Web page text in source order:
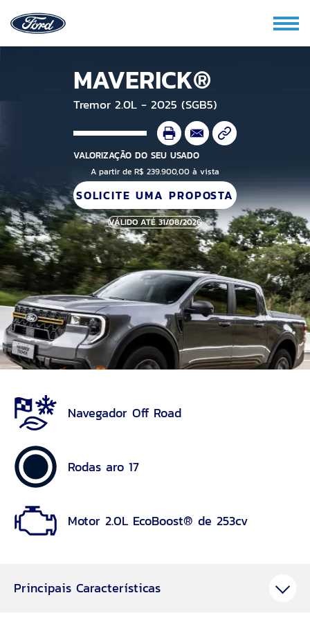
MAVERICK®
Tremor 2.0L - 2025 (SGB5)
VALORIZAÇÃO DO SEU USADO
A partir de R$ 239.900,00 à vista
SOLICITE UMA PROPOSTA
VÁLIDO ATÉ 31/08/2026
Navegador Off Road
Rodas aro 17
Motor 2.0L EcoBoost® de 253cv
Principais Características